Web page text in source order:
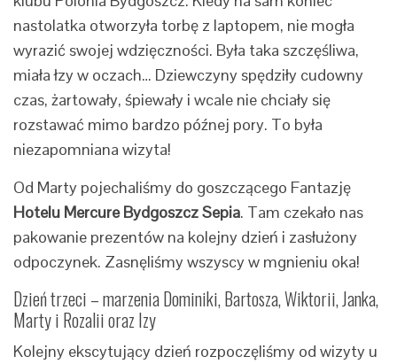
nastolatka otworzyła torbę z laptopem, nie mogła
wyrazić swojej wdzięczności. Była taka szczęśliwa,
miała łzy w oczach… Dziewczyny spędziły cudowny
czas, żartowały, śpiewały i wcale nie chciały się
rozstawać mimo bardzo późnej pory. To była
niezapomniana wizyta!
Od Marty pojechaliśmy do goszczącego Fantazję
Hotelu Mercure Bydgoszcz Sepia. Tam czekało nas
pakowanie prezentów na kolejny dzień i zasłużony
odpoczynek. Zasnęliśmy wszyscy w mgnieniu oka!
Dzień trzeci – marzenia Dominiki, Bartosza, Wiktorii, Janka,
Marty i Rozalii oraz Izy
Kolejny ekscytujący dzień rozpoczęliśmy od wizyty u